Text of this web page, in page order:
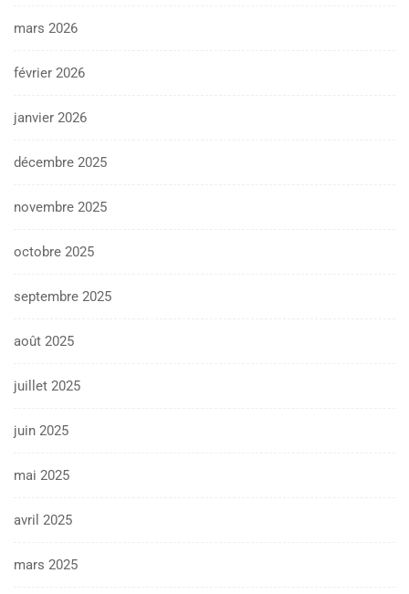
mars 2026
février 2026
janvier 2026
décembre 2025
novembre 2025
octobre 2025
septembre 2025
août 2025
juillet 2025
juin 2025
mai 2025
avril 2025
mars 2025